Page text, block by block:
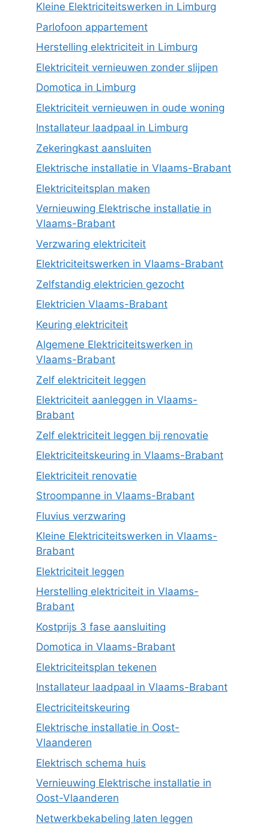
Kleine Elektriciteitswerken in Limburg
Parlofoon appartement
Herstelling elektriciteit in Limburg
Elektriciteit vernieuwen zonder slijpen
Domotica in Limburg
Elektriciteit vernieuwen in oude woning
Installateur laadpaal in Limburg
Zekeringkast aansluiten
Elektrische installatie in Vlaams-Brabant
Elektriciteitsplan maken
Vernieuwing Elektrische installatie in
Vlaams-Brabant
Verzwaring elektriciteit
Elektriciteitswerken in Vlaams-Brabant
Zelfstandig elektricien gezocht
Elektricien Vlaams-Brabant
Keuring elektriciteit
Algemene Elektriciteitswerken in
Vlaams-Brabant
Zelf elektriciteit leggen
Elektriciteit aanleggen in Vlaams-
Brabant
Zelf elektriciteit leggen bij renovatie
Elektriciteitskeuring in Vlaams-Brabant
Elektriciteit renovatie
Stroompanne in Vlaams-Brabant
Fluvius verzwaring
Kleine Elektriciteitswerken in Vlaams-
Brabant
Elektriciteit leggen
Herstelling elektriciteit in Vlaams-
Brabant
Kostprijs 3 fase aansluiting
Domotica in Vlaams-Brabant
Elektriciteitsplan tekenen
Installateur laadpaal in Vlaams-Brabant
Electriciteitskeuring
Elektrische installatie in Oost-
Vlaanderen
Elektrisch schema huis
Vernieuwing Elektrische installatie in
Oost-Vlaanderen
Netwerkbekabeling laten leggen